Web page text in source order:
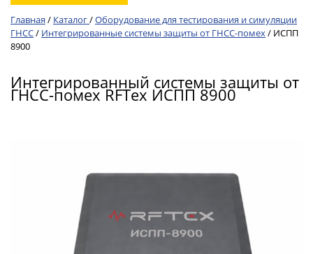
Главная / Каталог/Оборудование для тестирования и симуляции
ГНСС/ Интегрированные системы защиты от ГНСС-помех/ ИСПП
8900
Интегрированный системы защиты от
ГНСС-помех RFТех ИСПП 8900